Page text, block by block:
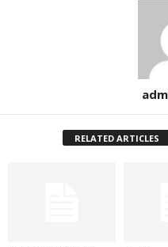
RELATED ARTICLES